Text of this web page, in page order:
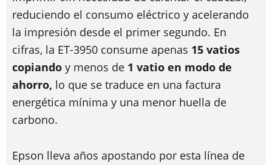
reduciendo el consumo eléctrico y acelerando
la impresión desde el primer segundo. En
cifras, la ET-3950 consume apenas 15 vatios
copiando y menos de 1 vatio en modo de
ahorro, lo que se traduce en una factura
energética mínima y una menor huella de
carbono.
Epson lleva años apostando por esta línea de